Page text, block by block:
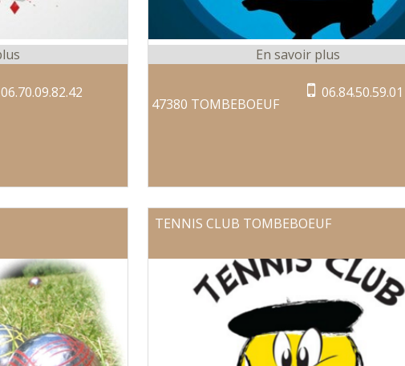
06.70.09.82.42
47380 TOMBEBOEUF
06.84.50.59.01
TENNIS CLUB TOMBEBOEUF